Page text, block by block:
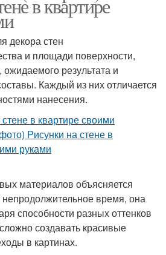
в квартире
декора стен
и площади поверхности,
результата и
Каждый из них отличается
нанесения.
материалов объясняется
непродолжительное время, она
способности разных оттенков
создавать красивые
в картинах.